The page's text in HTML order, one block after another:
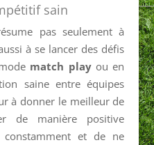
sain
pas seulement à
à se lancer des défis
match playou en
saine entre équipes
à donner le meilleur de
de manière positive
et de ne